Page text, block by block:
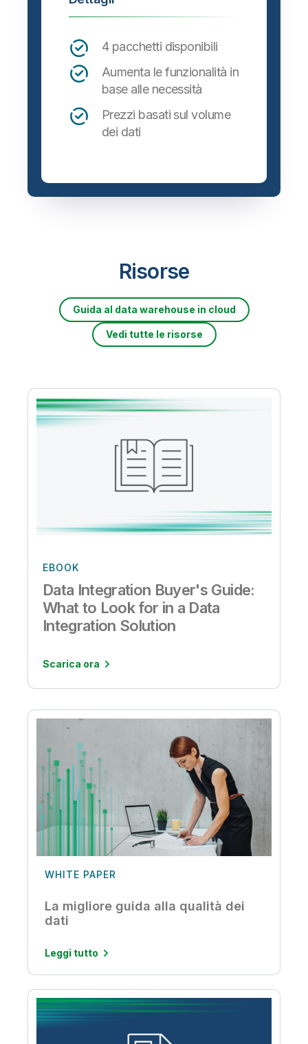
4 pacchetti disponibili
Aumenta le funzionalità in
base alle necessità
Prezzi basati sul volume
dei dati
Risorse
Guida al data warehouse in cloud
Vedi tutte le risorse
EBOOK
Data Integration Buyer's Guide:
What to Look for in a Data
Integration Solution
Scarica ora
WHITE PAPER
La migliore guida alla qualità dei
dati
Leggi tutto